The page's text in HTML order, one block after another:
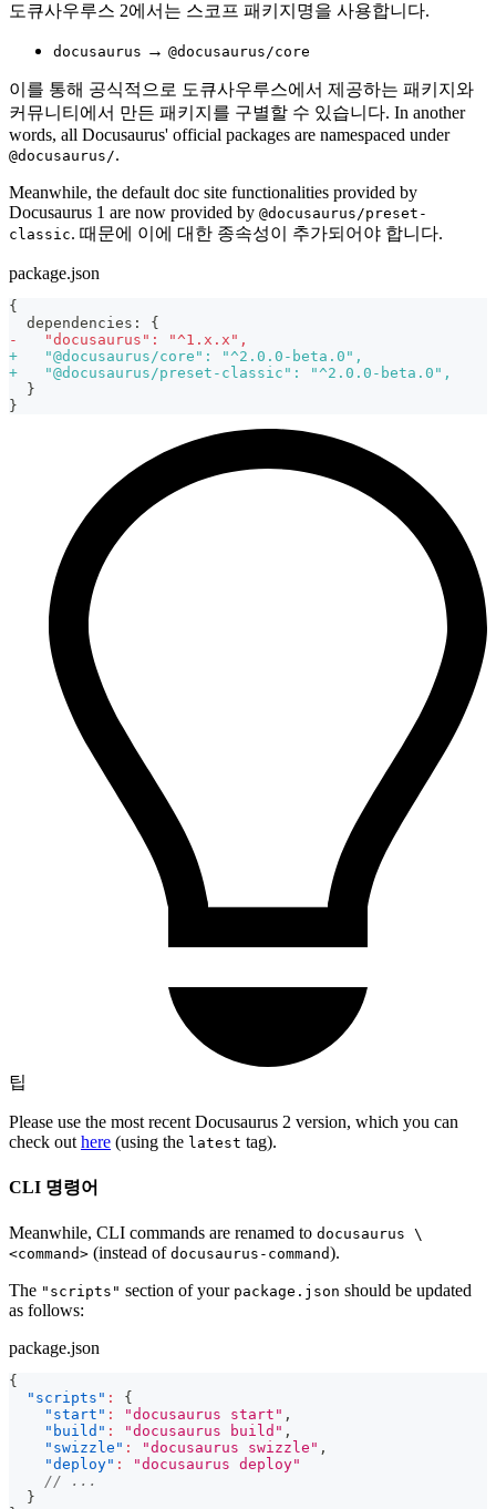
도큐사우루스 2에서는 스코프 패키지명을 사용합니다.
docusaurus → @docusaurus/core
이를 통해 공식적으로 도큐사우루스에서 제공하는 패키지와
커뮤니티에서 만든 패키지를 구별할 수 있습니다. In another
words, all Docusaurus' official packages are namespaced under
@docusaurus/.
Meanwhile, the default doc site functionalities provided by
Docusaurus 1 are now provided by @docusaurus/preset-
classic. 때문에 이에 대한 종속성이 추가되어야 합니다.
package.json
{
dependencies: {
-
   "docusaurus": "^1.x.x",
+
   "@docusaurus/core": "^2.0.0-beta.0",
+
   "@docusaurus/preset-classic": "^2.0.0-beta.0",
}
}
팁
Please use the most recent Docusaurus 2 version, which you can
check out here (using the latest tag).
CLI 명령어
Meanwhile, CLI commands are renamed to docusaurus \
<command> (instead of docusaurus-command).
The "scripts" section of your package.json should be updated
as follows:
package.json
{
"scripts" :
{
"start" : "docusaurus start" ,
"build" : "docusaurus build" ,
"swizzle" : "docusaurus swizzle" ,
"deploy" :
"docusaurus deploy"
// ...
}